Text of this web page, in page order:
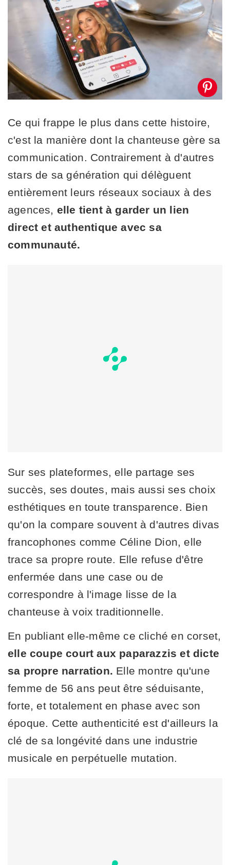
Ce qui frappe le plus dans cette histoire,
c'est la manière dont la chanteuse gère sa
communication. Contrairement à d'autres
stars de sa génération qui délèguent
entièrement leurs réseaux sociaux à des
agences, elle tient à garder un lien
direct et authentique avec sa
communauté.
Sur ses plateformes, elle partage ses
succès, ses doutes, mais aussi ses choix
esthétiques en toute transparence. Bien
qu'on la compare souvent à d'autres divas
francophones comme Céline Dion, elle
trace sa propre route. Elle refuse d'être
enfermée dans une case ou de
correspondre à l'image lisse de la
chanteuse à voix traditionnelle.
En publiant elle-même ce cliché en corset,
elle coupe court aux paparazzis et dicte
sa propre narration. Elle montre qu'une
femme de 56 ans peut être séduisante,
forte, et totalement en phase avec son
époque. Cette authenticité est d'ailleurs la
clé de sa longévité dans une industrie
musicale en perpétuelle mutation.